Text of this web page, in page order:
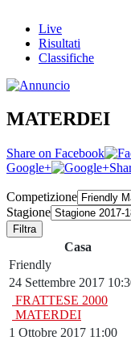
Live
Risultati
Classifiche
MATERDEI
Share on Facebook
Google+
Competizione
Stagione
Filtra
Casa
Friendly
24 Settembre 2017
FRATTESE 2000
MATERDEI
1 Ottobre 2017 11:00